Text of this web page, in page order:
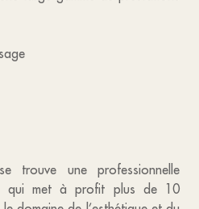
trouve une professionnelle
qui met à profit plus de 10